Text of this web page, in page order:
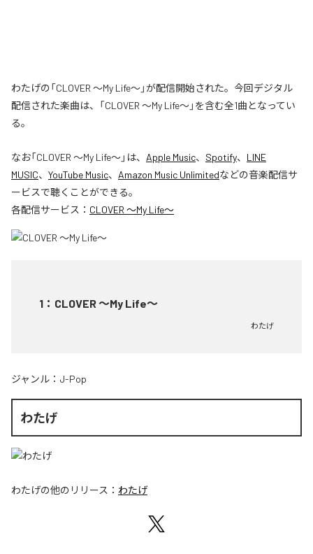
わたげの「CLOVER ～My Life～」が配信開始された。今回デジタル
配信された楽曲は、「CLOVER ～My Life～」を含む全1曲となってい
る。
なお「CLOVER ～My Life～」は、 Apple Music、 Spotify、 LINE
MUSIC、 YouTube Music、 Amazon Music Unlimitedなどの音楽配信サ
ービスで聴くことができる。
各配信サービス： CLOVER ～My Life～
1 ： CLOVER ～My Life～
わたげ
ジャンル： J-Pop
わたげ
わたげの他のリリース： わたげ